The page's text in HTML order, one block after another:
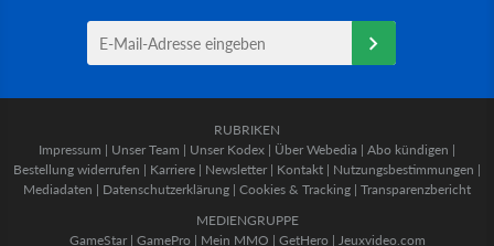
RUBRIKEN
Impressum | Unser Team | Unser Kodex | Über Webedia | Abo kündigen |
Bestellung widerrufen | Karriere | Newsletter | Kontakt | Nutzungsbestimmungen |
Mediadaten | Datenschutzerklärung | Cookies & Tracking | Transparenzbericht
MEDIENGRUPPE
GameStar| GamePro | Mein MMO | GetHero | Jeuxvideo.com